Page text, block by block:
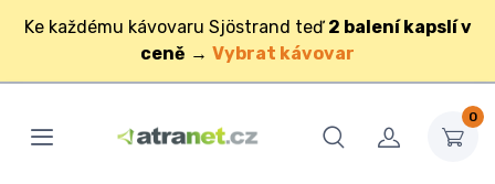
Ke každému kávovaru Sjöstrand teď 2 balení kapslí v
ceně → Vybrat kávovar
0